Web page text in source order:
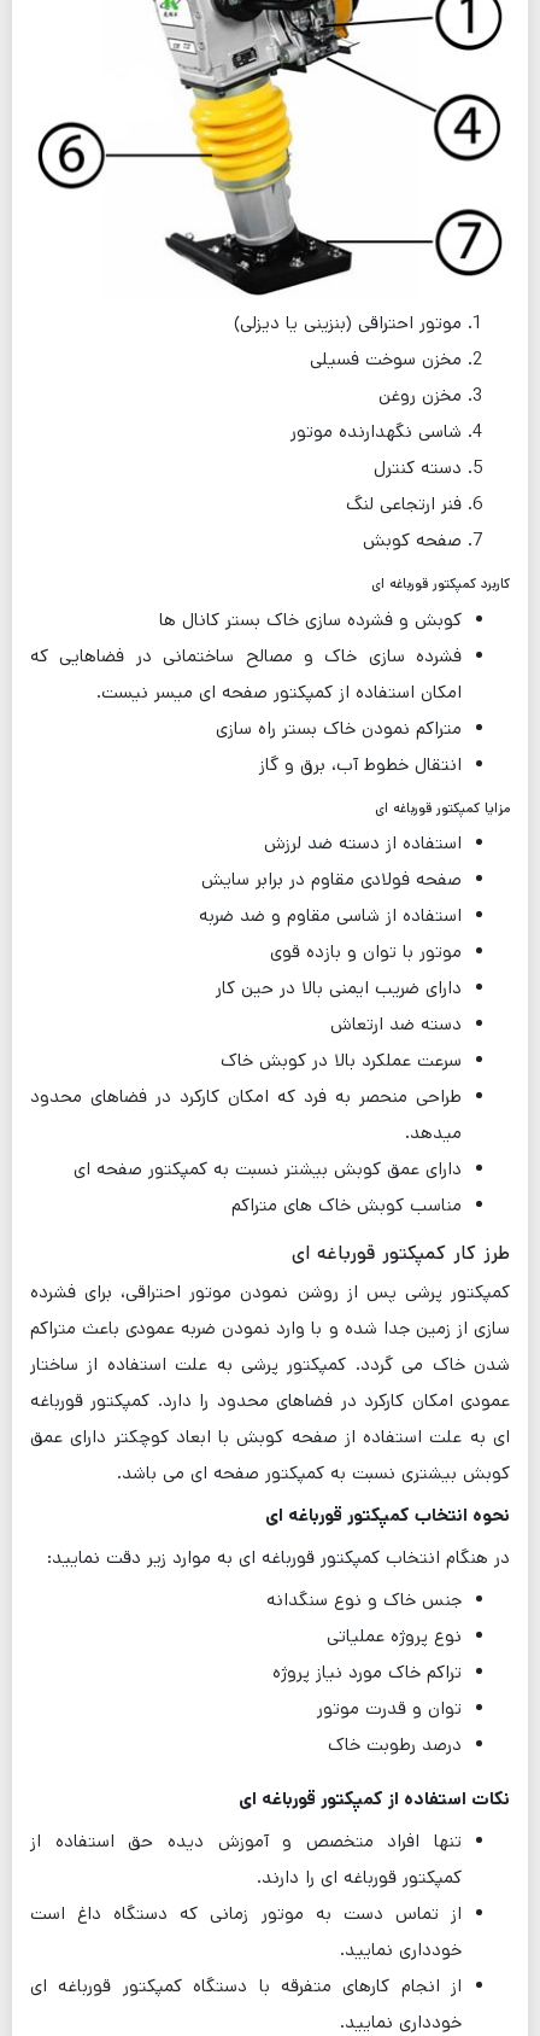
موتور احتراقی (بنزینی یا دیزلی)
مخزن سوخت فسیلی
مخزن روغن
شاسی نگهدارنده موتور
دسته کنترل
فنر ارتجاعی لنگ
صفحه کوبش
کاربرد کمپکتور قورباغه ای
کوبش و فشرده سازی خاک بستر کانال ها
فشرده سازی خاک و مصالح ساختمانی در فضاهایی که
امکان استفاده از کمپکتور صفحه ای میسر نیست.
متراکم نمودن خاک بستر راه سازی
انتقال خطوط آب، برق و گاز
مزایا کمپکتور قورباغه ای
استفاده از دسته ضد لرزش
صفحه فولادی مقاوم در برابر سایش
استفاده از شاسی مقاوم و ضد ضربه
موتور با توان و بازده قوی
دارای ضریب ایمنی بالا در حین کار
دسته ضد ارتعاش
سرعت عملکرد بالا در کوبش خاک
طراحی منحصر به فرد که امکان کارکرد در فضاهای محدود
میدهد.
دارای عمق کوبش بیشتر نسبت به کمپکتور صفحه ای
مناسب کوبش خاک های متراکم
طرز کار کمپکتور قورباغه ای
کمپکتور پرشی پس از روشن نمودن موتور احتراقی، برای فشرده
سازی از زمین جدا شده و با وارد نمودن ضربه عمودی باعث متراکم
شدن خاک می گردد. کمپکتور پرشی به علت استفاده از ساختار
عمودی امکان کارکرد در فضاهای محدود را دارد. کمپکتور قورباغه
ای به علت استفاده از صفحه کوبش با ابعاد کوچکتر دارای عمق
کوبش بیشتری نسبت به کمپکتور صفحه ای می باشد.
نحوه انتخاب کمپکتور قورباغه ای
در هنگام انتخاب کمپکتور قورباغه ای به موارد زیر دقت نمایید:
جنس خاک و نوع سنگدانه
نوع پروژه عملیاتی
تراکم خاک مورد نیاز پروژه
توان و قدرت موتور
درصد رطوبت خاک
نکات استفاده از کمپکتور قورباغه ای
تنها افراد متخصص و آموزش دیده حق استفاده از
کمپکتور قورباغه ای را دارند.
از تماس دست به موتور زمانی که دستگاه داغ است
خودداری نمایید.
از انجام کارهای متفرقه با دستگاه کمپکتور قورباغه ای
خودداری نمایید.